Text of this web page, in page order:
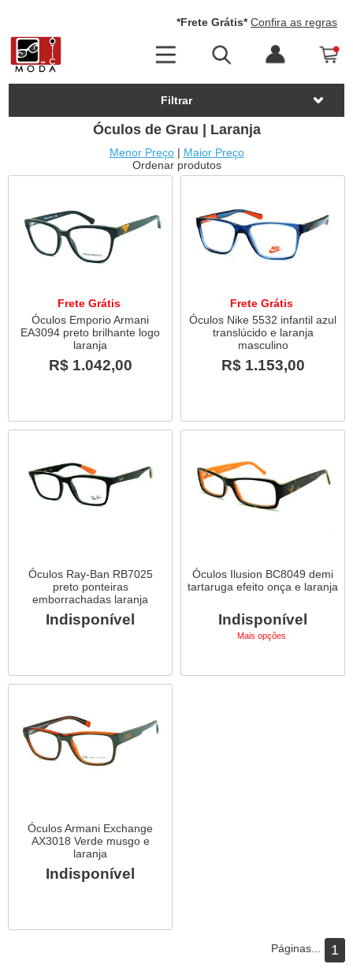
*Frete Grátis* Confira as regras
Filtrar
Óculos de Grau | Laranja
Menor Preço| Maior Preço
Ordenar produtos
Frete Grátis
Óculos Emporio Armani
EA3094 preto brilhante logo
laranja
R$ 1.042,00
Frete Grátis
Óculos Nike 5532 infantil azul
translúcido e laranja
masculino
R$ 1.153,00
Óculos Ray-Ban RB7025
preto ponteiras
emborrachadas laranja
Indisponível
Óculos Ilusion BC8049 demi
tartaruga efeito onça e laranja
Indisponível
Mais opções
Óculos Armani Exchange
AX3018 Verde musgo e
laranja
Indisponível
Páginas... 1